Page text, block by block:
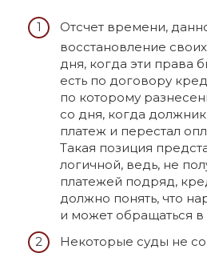
Отсчет времени,
восстановление
дня, когда эти права
есть по договору
по которому
со дня, когда
платеж и перестал
Такая позиция
логичной, ведь, не
платежей подряд,
должно понять, что
и может обращаться в
Некоторые суды не